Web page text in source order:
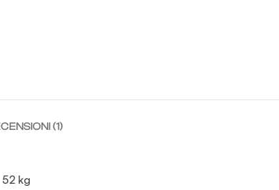
(1)
52 kg